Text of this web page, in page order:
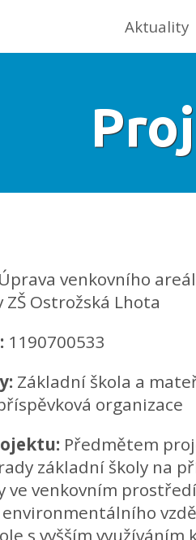
Aktuality
Úprava venkovního
Ostrožská Lhota
1190700533
Základní škola a
organizace
Předmětem
základní školy na
ve venkovním
s vyšším využíváním